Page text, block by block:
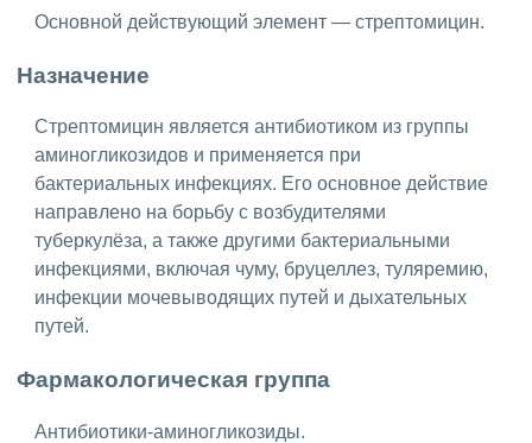
Основной действующий элемент — стрептомицин.
Назначение
Стрептомицин является антибиотиком из группы
аминогликозидов и применяется при
бактериальных инфекциях. Его основное действие
направлено на борьбу с возбудителями
туберкулёза, а также другими бактериальными
инфекциями, включая чуму, бруцеллез, туляремию,
инфекции мочевыводящих путей и дыхательных
путей.
Фармакологическая группа
Антибиотики-аминогликозиды.